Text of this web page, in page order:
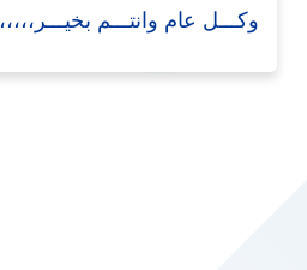
وكـــل عام وانتـــم بخيـــر،،،،،